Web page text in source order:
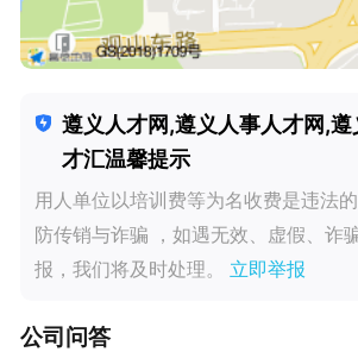
遵义人才网,遵义人事人才网,
才汇温馨提示
用人单位以培训费等为名收费是违法
防传销与诈骗 ，如遇无效、虚假、诈
报，我们将及时处理。 立即举报
公司问答